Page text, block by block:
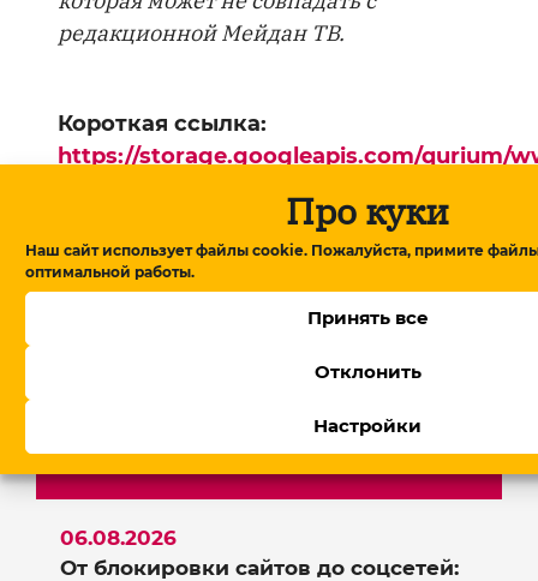
Про куки
Наш сайт использует файлы cookie. Пожалуйста, примите
оптимальной работы.
Принять все
Отклонить
Настройки
редакционной Мейдан ТВ.
Короткая ссылка:
https://storage.googleapis.com/qurium/
Главная▸Общество▸Особенности
армянского интеллекта
Новости
От блокировки сайтов до соцсетей:
06.08.2026